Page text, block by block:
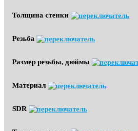
Толщина стенки
Резьба
Размер резьбы, дюймы
Материал
SDR